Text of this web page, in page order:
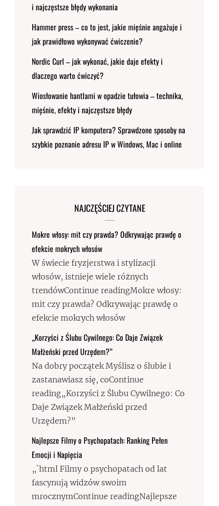
i najczęstsze błędy wykonania
Hammer press – co to jest, jakie mięśnie angażuje i
jak prawidłowo wykonywać ćwiczenie?
Nordic Curl – jak wykonać, jakie daje efekty i
dlaczego warto ćwiczyć?
Wiosłowanie hantlami w opadzie tułowia – technika,
mięśnie, efekty i najczęstsze błędy
Jak sprawdzić IP komputera? Sprawdzone sposoby na
szybkie poznanie adresu IP w Windows, Mac i online
NAJCZĘŚCIEJ CZYTANE
Mokre włosy: mit czy prawda? Odkrywając prawdę o
efekcie mokrych włosów
W świecie fryzjerstwa i stylizacji
włosów, istnieje wiele różnych
trendówContinue readingMokre włosy:
mit czy prawda? Odkrywając prawdę o
efekcie mokrych włosów
„Korzyści z Ślubu Cywilnego: Co Daje Związek
Małżeński przed Urzędem?”
Na dobry początek Myślisz o ślubie i
zastanawiasz się, coContinue
reading„Korzyści z Ślubu Cywilnego: Co
Daje Związek Małżeński przed
Urzędem?”
Najlepsze Filmy o Psychopatach: Ranking Pełen
Emocji i Napięcia
„`html Filmy o psychopatach od lat
fascynują widzów swoim
mrocznymContinue readingNajlepsze